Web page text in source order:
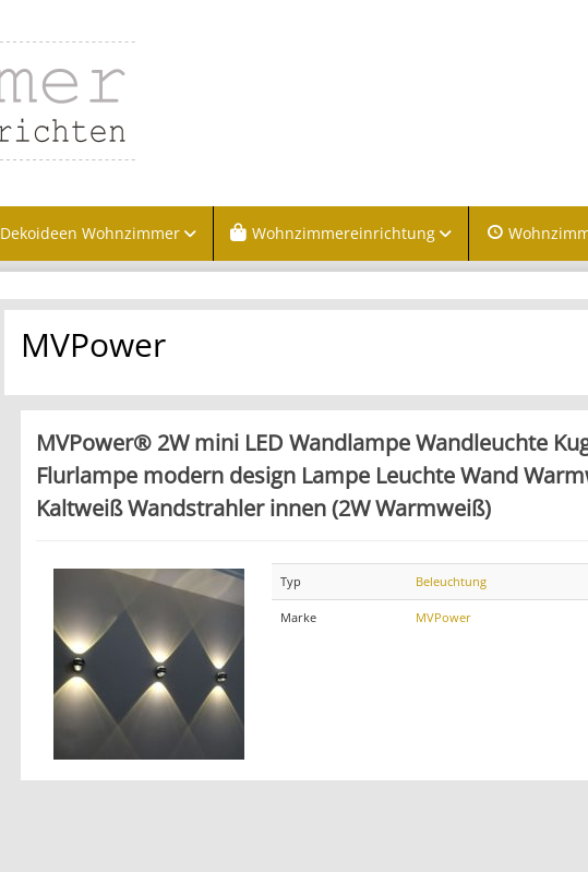
Dekoideen Wohnzimmer Wohnzimmereinrichtung
MVPower
MVPower® 2W mini LED Wandlampe Wandleuchte
Flurlampe modern design Lampe Leuchte Wand
Kaltweiß Wandstrahler innen (2W Warmweiß)
Typ Beleuchtung
Marke MVPower